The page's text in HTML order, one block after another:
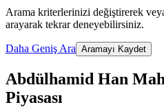
Arama kriterlerinizi değiştirerek
arayarak tekrar deneyebilirsiniz.
Daha Geniş Ara Aramayı Kaydet
Abdülhamid Han
Piyasası